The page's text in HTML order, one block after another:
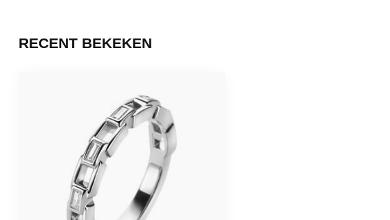
RECENT BEKEKEN